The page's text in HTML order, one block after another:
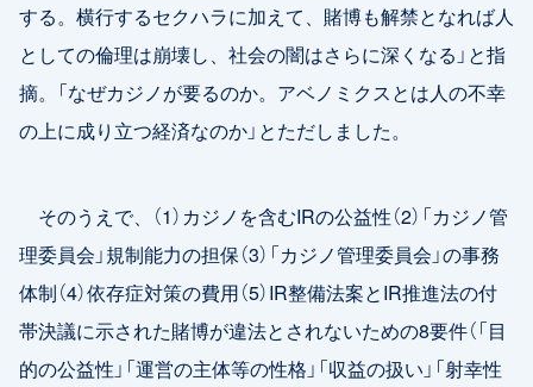
する。横行するセクハラに加えて、賭博も解禁となれば人
としての倫理は崩壊し、社会の闇はさらに深くなる」と指
摘。「なぜカジノが要るのか。アベノミクスとは人の不幸
の上に成り立つ経済なのか」とただしました。
そのうえで、（1）カジノを含むIRの公益性（2）「カジノ管
理委員会」規制能力の担保（3）「カジノ管理委員会」の事務
体制（4）依存症対策の費用（5）IR整備法案とIR推進法の付
帯決議に示された賭博が違法とされないための8要件（「目
的の公益性」「運営の主体等の性格」「収益の扱い」「射幸性